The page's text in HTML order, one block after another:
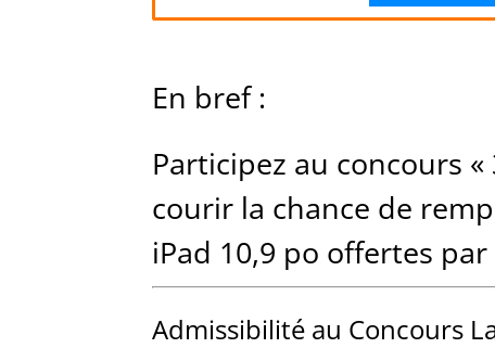
En bref :
Participez au concours
courir la chance de
iPad 10,9 po offertes par
Admissibilité au Concours